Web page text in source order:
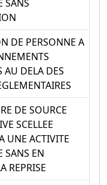
SANS
DE PERSONNE A
AU DELA DES
DE SOURCE
SCELLEE
UNE ACTIVITE
SANS EN
REPRISE